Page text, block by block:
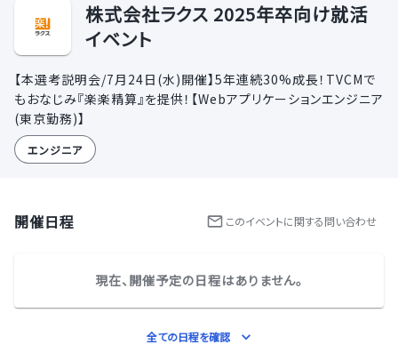
株式会社ラクス 2025年卒向け就活
イベント
【本選考説明会/7月24日(水)開催】5年連続30%成長！TVCMで
もおなじみ『楽楽精算』を提供！【Webアプリケーションエンジニア
(東京勤務)】
エンジニア
開催日程 このイベントに関する問い合わせ
現在、開催予定の日程はありません。
全ての日程を確認